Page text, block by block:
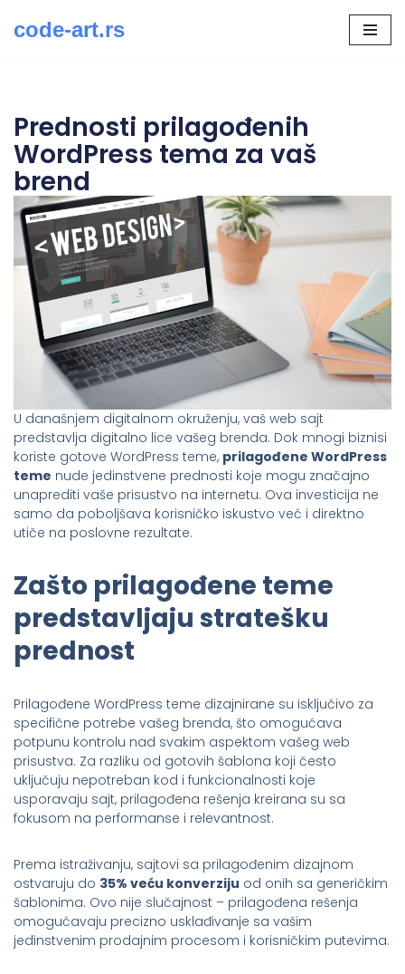
code-art.rs
Prednosti prilagođenih
WordPress tema za vaš
brend
U današnjem digitalnom okruženju, vaš web sajt
predstavlja digitalno lice vašeg brenda. Dok mnogi biznisi
koriste gotove WordPress teme, prilagođene WordPress
teme nude jedinstvene prednosti koje mogu značajno
unaprediti vaše prisustvo na internetu. Ova investicija ne
samo da poboljšava korisničko iskustvo već i direktno
utiče na poslovne rezultate.
Zašto prilagođene teme
predstavljaju stratešku
prednost
Prilagođene WordPress teme dizajnirane su isključivo za
specifične potrebe vašeg brenda, što omogućava
potpunu kontrolu nad svakim aspektom vašeg web
prisustva. Za razliku od gotovih šablona koji često
uključuju nepotreban kod i funkcionalnosti koje
usporavaju sajt, prilagođena rešenja kreirana su sa
fokusom na performanse i relevantnost.
Prema istraživanju, sajtovi sa prilagođenim dizajnom
ostvaruju do 35% veću konverziju od onih sa generičkim
šablonima. Ovo nije slučajnost – prilagođena rešenja
omogućavaju precizno usklađivanje sa vašim
jedinstvenim prodajnim procesom i korisničkim putevima.